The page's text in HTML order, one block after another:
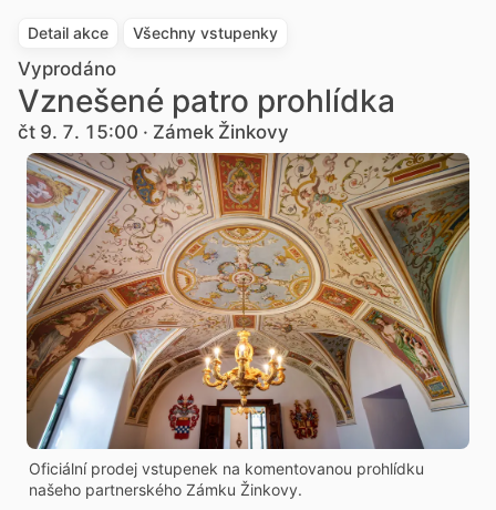
Detail akce Všechny vstupenky
Vyprodáno
Vznešené patro prohlídka
čt 9. 7. 15:00 · Zámek Žinkovy
Oficiální prodej vstupenek na komentovanou prohlídku
našeho partnerského Zámku Žinkovy.